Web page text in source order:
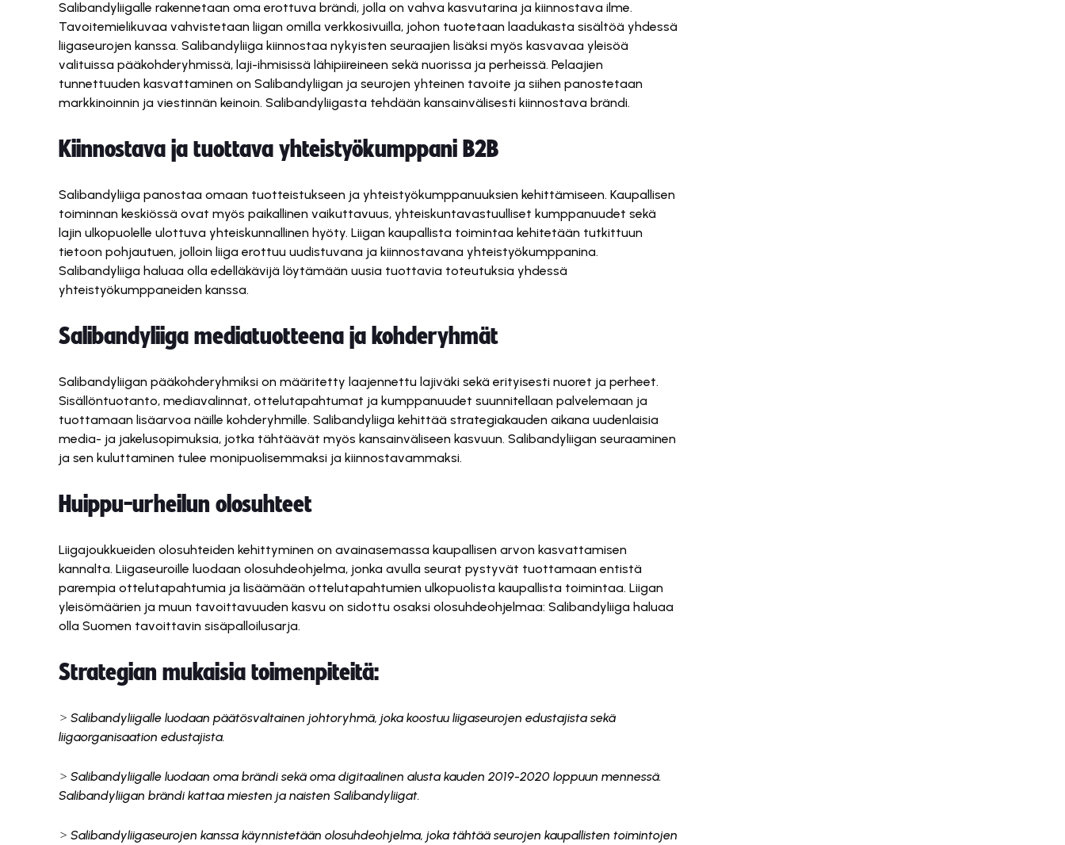
Salibandyliigalle rakennetaan oma erottuva brändi, jolla on vahva kasvutarina ja kiinnostava ilme.
Tavoitemielikuvaa vahvistetaan liigan omilla verkkosivuilla, johon tuotetaan laadukasta sisältöä yhdessä
liigaseurojen kanssa. Salibandyliiga kiinnostaa nykyisten seuraajien lisäksi myös kasvavaa yleisöä
valituissa pääkohderyhmissä, laji-ihmisissä lähipiireineen sekä nuorissa ja perheissä. Pelaajien
tunnettuuden kasvattaminen on Salibandyliigan ja seurojen yhteinen tavoite ja siihen panostetaan
markkinoinnin ja viestinnän keinoin. Salibandyliigasta tehdään kansainvälisesti kiinnostava brändi.
Kiinnostava ja tuottava yhteistyökumppani B2B
Salibandyliiga panostaa omaan tuotteistukseen ja yhteistyökumppanuuksien kehittämiseen. Kaupallisen
toiminnan keskiössä ovat myös paikallinen vaikuttavuus, yhteiskuntavastuulliset kumppanuudet sekä
lajin ulkopuolelle ulottuva yhteiskunnallinen hyöty. Liigan kaupallista toimintaa kehitetään tutkittuun
tietoon pohjautuen, jolloin liiga erottuu uudistuvana ja kiinnostavana yhteistyökumppanina.
Salibandyliiga haluaa olla edelläkävijä löytämään uusia tuottavia toteutuksia yhdessä
yhteistyökumppaneiden kanssa.
Salibandyliiga mediatuotteena ja kohderyhmät
Salibandyliigan pääkohderyhmiksi on määritetty laajennettu lajiväki sekä erityisesti nuoret ja perheet.
Sisällöntuotanto, mediavalinnat, ottelutapahtumat ja kumppanuudet suunnitellaan palvelemaan ja
tuottamaan lisäarvoa näille kohderyhmille. Salibandyliiga kehittää strategiakauden aikana uudenlaisia
media- ja jakelusopimuksia, jotka tähtäävät myös kansainväliseen kasvuun. Salibandyliigan seuraaminen
ja sen kuluttaminen tulee monipuolisemmaksi ja kiinnostavammaksi.
Huippu-urheilun olosuhteet
Liigajoukkueiden olosuhteiden kehittyminen on avainasemassa kaupallisen arvon kasvattamisen
kannalta. Liigaseuroille luodaan olosuhdeohjelma, jonka avulla seurat pystyvät tuottamaan entistä
parempia ottelutapahtumia ja lisäämään ottelutapahtumien ulkopuolista kaupallista toimintaa. Liigan
yleisömäärien ja muun tavoittavuuden kasvu on sidottu osaksi olosuhdeohjelmaa: Salibandyliiga haluaa
olla Suomen tavoittavin sisäpalloilusarja.
Strategian mukaisia toimenpiteitä:
˃ Salibandyliigalle luodaan päätösvaltainen johtoryhmä, joka koostuu liigaseurojen edustajista sekä
liigaorganisaation edustajista.
˃ Salibandyliigalle luodaan oma brändi sekä oma digitaalinen alusta kauden 2019-2020 loppuun mennessä.
Salibandyliigan brändi kattaa miesten ja naisten Salibandyliigat.
˃ Salibandyliigaseurojen kanssa käynnistetään olosuhdeohjelma, joka tähtää seurojen kaupallisten toimintojen